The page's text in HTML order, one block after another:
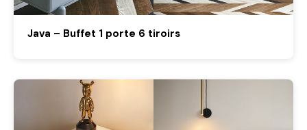
Java – Buffet 1 porte 6 tiroirs